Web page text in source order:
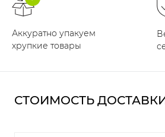
Аккуратно упакуем
хрупкие товары
СТОИМОСТЬ